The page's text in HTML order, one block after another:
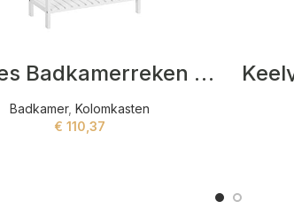
Holmes Badkamerreken Wit
Badkamer, Kolomkasten
€ 110,37